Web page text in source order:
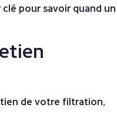
pour savoir quand un
de votre filtration,